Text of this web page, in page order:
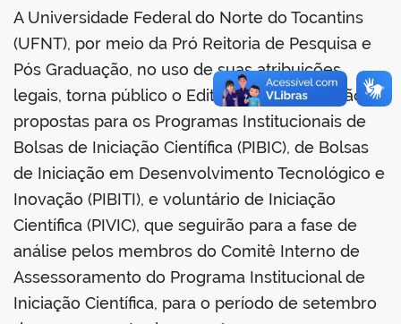
A Universidade Federal do Norte do Tocantins
(UFNT), por meio da Pró Reitoria de Pesquisa e
Pós Graduação, no uso de suas atribuições
legais, torna público o Edital de Homologação de
propostas para os Programas Institucionais de
Bolsas de Iniciação Científica (PIBIC), de Bolsas
de Iniciação em Desenvolvimento Tecnológico e
Inovação (PIBITI), e voluntário de Iniciação
Científica (PIVIC), que seguirão para a fase de
análise pelos membros do Comitê Interno de
Assessoramento do Programa Institucional de
Iniciação Científica, para o período de setembro